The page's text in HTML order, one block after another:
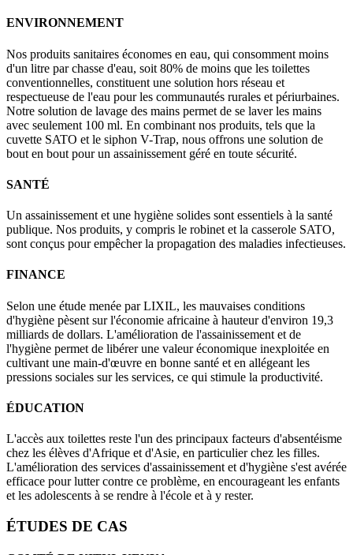
ENVIRONNEMENT
Nos produits sanitaires économes en eau, qui consomment moins
d'un litre par chasse d'eau, soit 80% de moins que les toilettes
conventionnelles, constituent une solution hors réseau et
respectueuse de l'eau pour les communautés rurales et périurbaines.
Notre solution de lavage des mains permet de se laver les mains
avec seulement 100 ml. En combinant nos produits, tels que la
cuvette SATO et le siphon V-Trap, nous offrons une solution de
bout en bout pour un assainissement géré en toute sécurité.
SANTÉ
Un assainissement et une hygiène solides sont essentiels à la santé
publique. Nos produits, y compris le robinet et la casserole SATO,
sont conçus pour empêcher la propagation des maladies infectieuses.
FINANCE
Selon une étude menée par LIXIL, les mauvaises conditions
d'hygiène pèsent sur l'économie africaine à hauteur d'environ 19,3
milliards de dollars. L'amélioration de l'assainissement et de
l'hygiène permet de libérer une valeur économique inexploitée en
cultivant une main-d'œuvre en bonne santé et en allégeant les
pressions sociales sur les services, ce qui stimule la productivité.
ÉDUCATION
L'accès aux toilettes reste l'un des principaux facteurs d'absentéisme
chez les élèves d'Afrique et d'Asie, en particulier chez les filles.
L'amélioration des services d'assainissement et d'hygiène s'est avérée
efficace pour lutter contre ce problème, en encourageant les enfants
et les adolescents à se rendre à l'école et à y rester.
ÉTUDES DE CAS